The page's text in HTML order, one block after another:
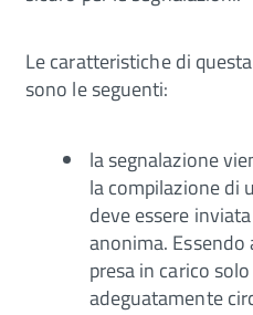
Le caratteristiche di
sono le seguenti:
la segnalazione
la compilazione di
deve essere
anonima. Essendo
presa in carico
adeguatamente